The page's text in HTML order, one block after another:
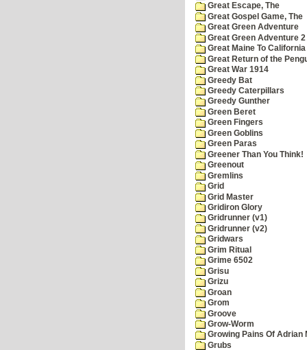
Great Escape, The
Great Gospel Game, The
Great Green Adventure
Great Green Adventure
Great Maine To
Great Return of the
Great War 1914
Greedy Bat
Greedy Caterpillars
Greedy Gunther
Green Beret
Green Fingers
Green Goblins
Green Paras
Greener Than You Think!
Greenout
Gremlins
Grid
Grid Master
Gridiron Glory
Gridrunner (v1)
Gridrunner (v2)
Gridwars
Grim Ritual
Grime 6502
Grisu
Grizu
Groan
Grom
Groove
Grow-Worm
Growing Pains Of Adrian
Grubs